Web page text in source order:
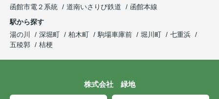
函館市電２系統
道南いさりび鉄道
函館本線
駅から探す
湯の川
深堀町 柏木町 駒場車庫前 堀川町
七重浜
五稜郭
桔梗
株式会社 緑地